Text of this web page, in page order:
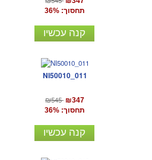
תחסוך: 36%
קנה עכשיו
NI50010_011
₪545 ₪347
תחסוך: 36%
קנה עכשיו